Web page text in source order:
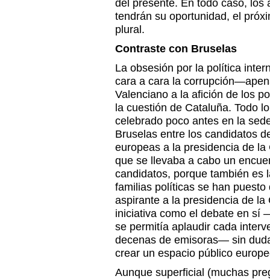
del presente. En todo caso, los
tendrán su oportunidad, el
plural.
Contraste con Bruselas
La obsesión por la política
cara a cara la
Valenciano a la afición de los
la cuestión de Cataluña. Todo
celebrado poco antes en la
Bruselas entre los candidatos
europeas a la presidencia de
que se llevaba a cabo un
candidatos, porque también es
familias políticas se han
aspirante a la presidencia de la
iniciativa como el debate en sí
se permitía aplaudir cada
decenas de emisoras— sin
crear un espacio público
Aunque superficial (muchas